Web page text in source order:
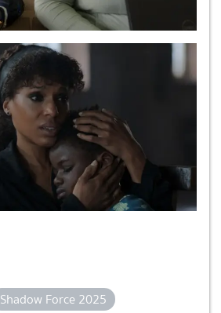
Shadow Force 2025